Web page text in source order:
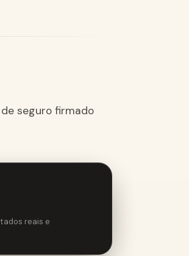
seguro firmado
reais e